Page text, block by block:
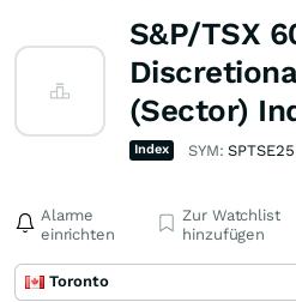
S&P/TSX
(Sector)
Index SYM:SPTSE25
Alarme
einrichten
Zur Watchlist
hinzufügen
Toronto